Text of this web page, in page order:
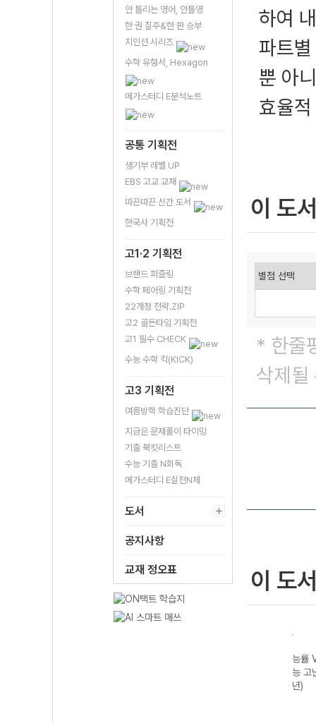
안 틀리는 영어, 안틀영
한 권 질주&한 판 승부
지인선 시리즈
수학 유형서, Hexagon
메가스터디 E분석노트
공통 기획전
생기부 레벨 UP
EBS 고교 교재
따끈따끈 신간 도서
한국사 기획전
고1·2 기획전
브랜드 퍼즐링
수학 페어링 기획전
22개정 전략.ZIP
고2 골든타임 기획전
고1 필수 CHECK
수능 수학 킥(KICK)
고3 기획전
여름방학 학습진단
지금은 문제풀이 타이밍
기출 북킷리스트
수능 기출 N회독
메가스터디 E실전N제
도서
공지사항
교재 정오표
하여
파트
뿐 아
효율
이 도
* 한줄
삭제될
이 도
능률
능 고
년)